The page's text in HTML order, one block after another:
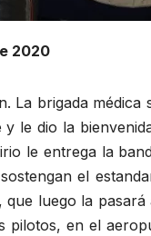
2020
La brigada
le dio la
le entrega la
el
que luego la
pilotos, en el